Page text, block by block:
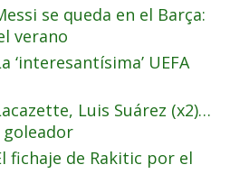
se queda en el Barça:
verano
‘interesantísima’ UEFA
Luis Suárez (x2)…
fichaje de Rakitic por el